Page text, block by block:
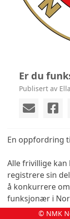
Er du
Publisert av
En oppfordring
Alle frivillige
registrere sin
å konkurrere
funksjonær i
© NMK